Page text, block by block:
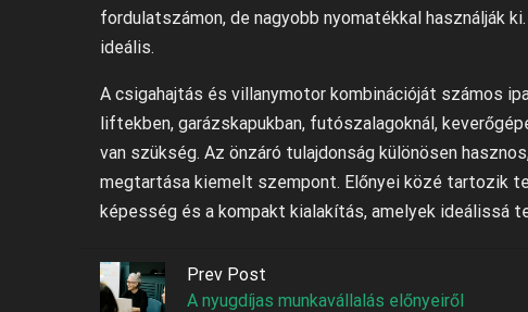
fordulatszámon, de nagyobb nyomatékkal használják
ideális.
A csigahajtás és villanymotor kombinációját számos
liftekben, garázskapukban, futószalagoknál,
van szükség. Az önzáró tulajdonság különösen
megtartása kiemelt szempont. Előnyei közé tartozik
képesség és a kompakt kialakítás, amelyek ideálissá
Prev Post
A nyugdíjas munkavállalás előnyeiről